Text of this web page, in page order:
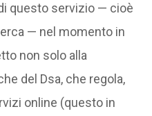
questo servizio — cioè
— nel momento in
non solo alla
del Dsa, che regola,
online (questo in